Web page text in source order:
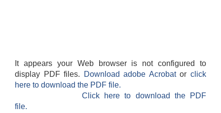
It appears your Web browser is not configured to
display PDF files.
Download adobe Acrobatorclick
here to download the PDF file.
Click here to download the PDF
file.